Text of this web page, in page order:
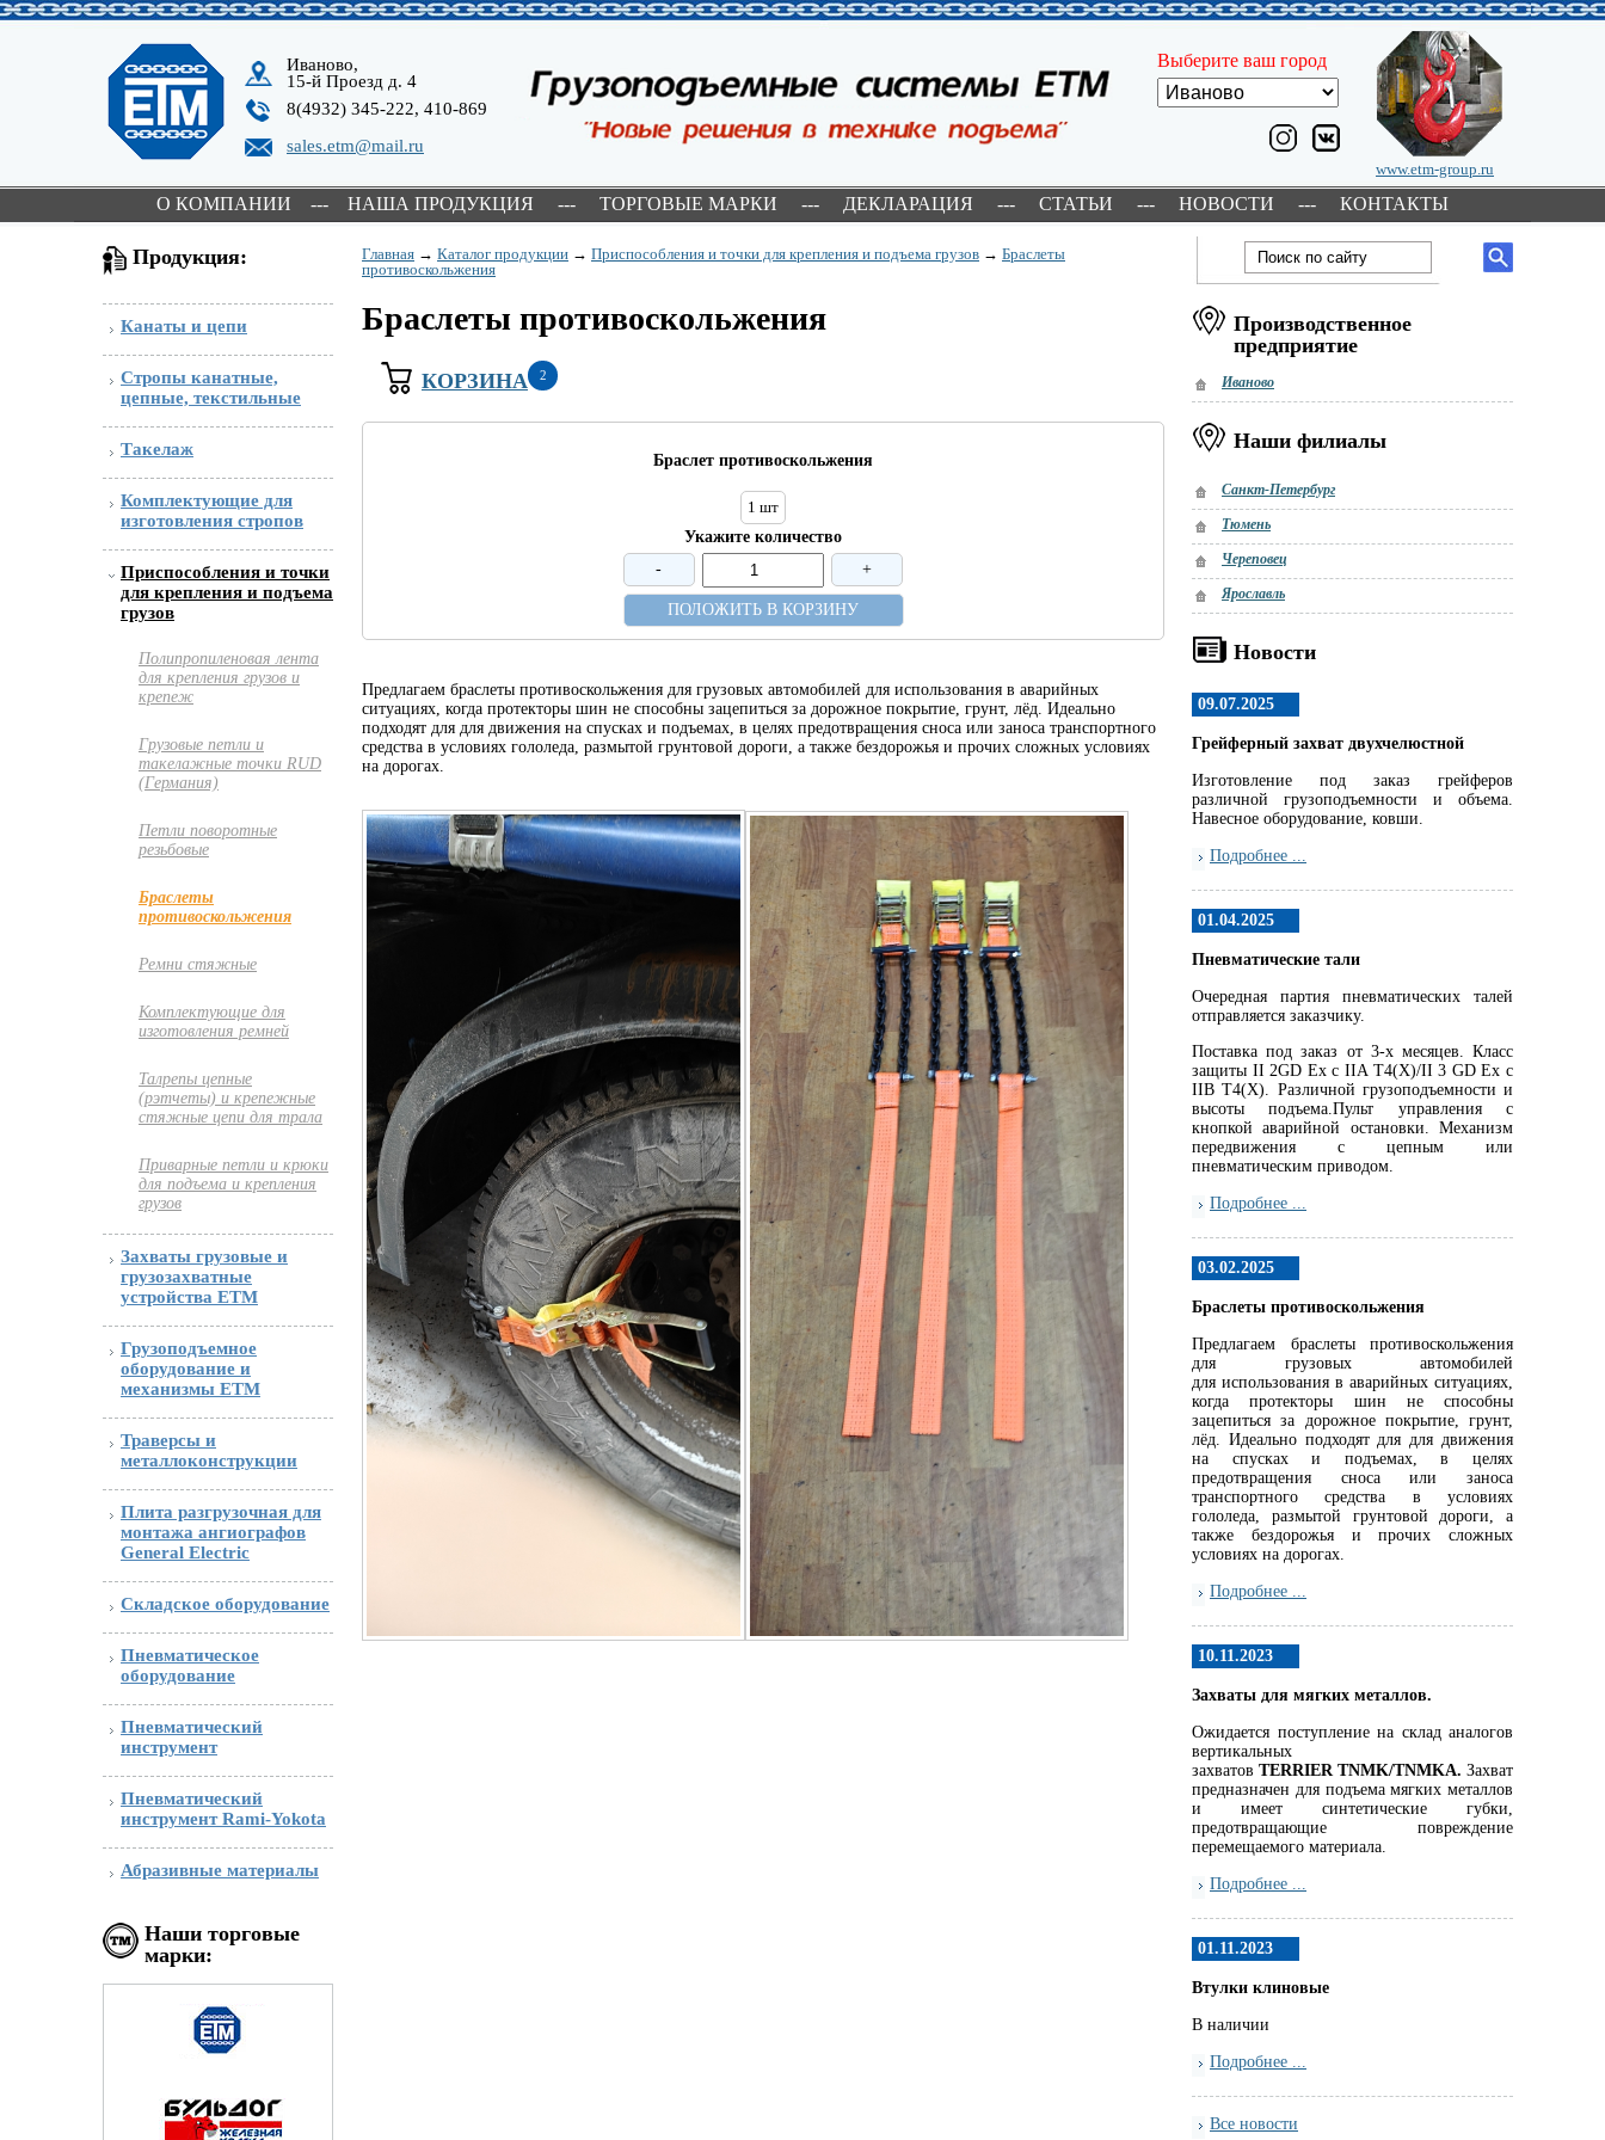
Иваново,
15-й Проезд д. 4
8(4932) 345-222, 410-869
sales.etm@mail.ru
www.etm-group.ru
О КОМПАНИИ --- НАША ПРОДУКЦИЯ --- ТОРГОВЫЕ МАРКИ --- ДЕКЛАРАЦИЯ --- СТАТЬИ --- НОВОСТИ --- КОНТАКТЫ
Выберите ваш город
Продукция:
Канаты и цепи
Стропы канатные,
цепные, текстильные
Такелаж
Комплектующие для
изготовления стропов
Приспособления и точки
для крепления и подъема
грузов
Полипропиленовая лента
для крепления грузов и
крепеж
Грузовые петли и
такелажные точки RUD
(Германия)
Петли поворотные
резьбовые
Браслеты
противоскольжения
Ремни стяжные
Комплектующие для
изготовления ремней
Талрепы цепные
(рэтчеты) и крепежные
стяжные цепи для трала
Приварные петли и крюки
для подъема и крепления
грузов
Захваты грузовые и
грузозахватные
устройства ETM
Грузоподъемное
оборудование и
механизмы ETM
Траверсы и
металлоконструкции
Плита разгрузочная для
монтажа ангиографов
General Electric
Складское оборудование
Пневматическое
оборудование
Пневматический
инструмент
Пневматический
инструмент Rami-Yokota
Абразивные материалы
Наши торговые
марки:
Главная → Каталог продукции → Приспособления и точки для крепления и подъема грузов → Браслеты
противоскольжения
Браслеты противоскольжения
КОРЗИНА 2
Браслет противоскольжения
1 шт
Укажите количество
-
+
ПОЛОЖИТЬ В КОРЗИНУ
Предлагаем браслеты противоскольжения для грузовых автомобилей для использования в аварийных
ситуациях, когда протекторы шин не способны зацепиться за дорожное покрытие, грунт, лёд. Идеально
подходят для для движения на спусках и подъемах, в целях предотвращения сноса или заноса транспортного
средства в условиях гололеда, размытой грунтовой дороги, а также бездорожья и прочих сложных условиях
на дорогах.
Производственное
предприятие
Иваново
Наши филиалы
Санкт-Петербург
Тюмень
Череповец
Ярославль
Новости
09.07.2025
Грейферный захват двухчелюстной
Изготовление под заказ грейферов
различной грузоподъемности и объема.
Навесное оборудование, ковши.
Подробнее ...
01.04.2025
Пневматические тали
Очередная партия пневматических талей
отправляется заказчику.
Поставка под заказ от 3-х месяцев. Класс
защиты II 2GD Ex c IIA T4(X)/II 3 GD Ex c
IIB T4(X). Различной грузоподъемности и
высоты подъема.Пульт управления с
кнопкой аварийной остановки. Механизм
передвижения с цепным или
пневматическим приводом.
Подробнее ...
03.02.2025
Браслеты противоскольжения
Предлагаем браслеты противоскольжения
для грузовых автомобилей
для использования в аварийных ситуациях,
когда протекторы шин не способны
зацепиться за дорожное покрытие, грунт,
лёд. Идеально подходят для для движения
на спусках и подъемах, в целях
предотвращения сноса или заноса
транспортного средства в условиях
гололеда, размытой грунтовой дороги, а
также бездорожья и прочих сложных
условиях на дорогах.
Подробнее ...
10.11.2023
Захваты для мягких металлов.
Ожидается поступление на склад аналогов
вертикальных
захватов TERRIERTNMK/TNMKA. Захват
предназначен для подъема мягких металлов
и имеет синтетические губки,
предотвращающие повреждение
перемещаемого материала.
Подробнее ...
01.11.2023
Втулки клиновые
В наличии
Подробнее ...
Все новости